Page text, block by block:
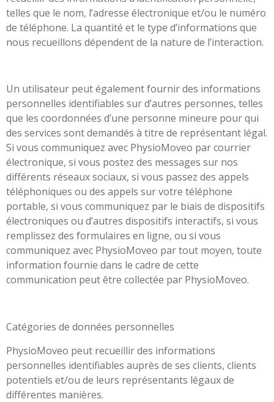
telles que le nom, l’adresse électronique et/ou le numéro
de téléphone. La quantité et le type d’informations que
nous recueillons dépendent de la nature de l’interaction.
Un utilisateur peut également fournir des informations
personnelles identifiables sur d’autres personnes, telles
que les coordonnées d’une personne mineure pour qui
des services sont demandés à titre de représentant légal.
Si vous communiquez avec PhysioMoveo par courrier
électronique, si vous postez des messages sur nos
différents réseaux sociaux, si vous passez des appels
téléphoniques ou des appels sur votre téléphone
portable, si vous communiquez par le biais de dispositifs
électroniques ou d’autres dispositifs interactifs, si vous
remplissez des formulaires en ligne, ou si vous
communiquez avec PhysioMoveo par tout moyen, toute
information fournie dans le cadre de cette
communication peut être collectée par PhysioMoveo.
Catégories de données personnelles
PhysioMoveo peut recueillir des informations
personnelles identifiables auprès de ses clients, clients
potentiels et/ou de leurs représentants légaux de
différentes manières.